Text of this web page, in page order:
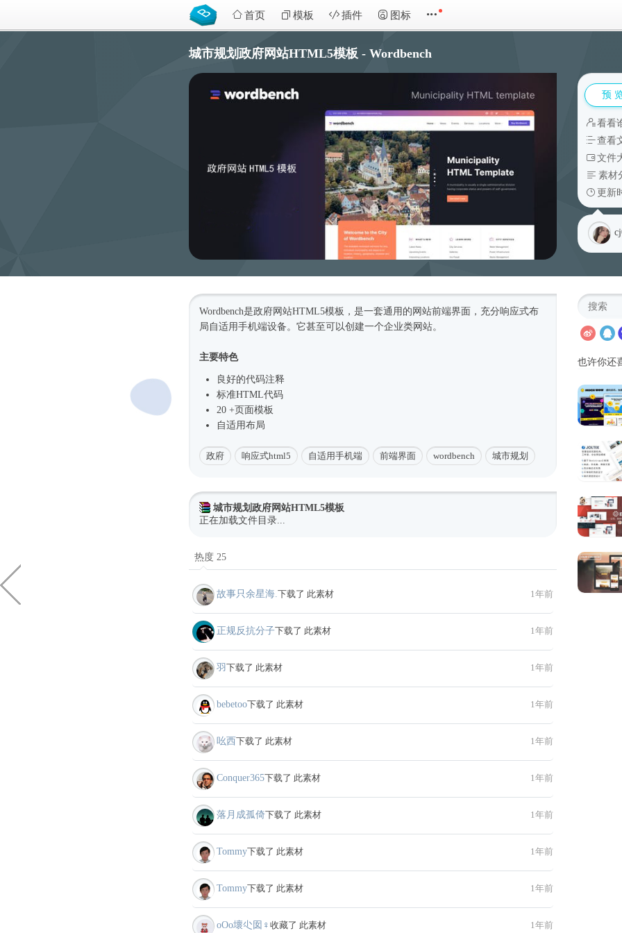
首页 模板 插件 图标
城市规划政府网站HTML5模板 - Wordbench
预
看看
查看
文件
素材
更新
Wordbench是政府网站HTML5模板 ，是一套通用的网站前端界面，充分响应式布
局自适用手机端设备。它甚至可以创建一个企业类网站。
主要特色
良好的代码注释
标准HTML代码
20 +页面模板
自适用布局
政府 响应式html5 自适用手机端 前端界面 wordbench 城市规划
城市规划政府网站HTML5模板
正在加载文件目录...
热度 25
故事只余星海.下载了 此素材 1年前
正规反抗分子下载了 此素材 1年前
羽 下载了 此素材 1年前
bebetoo下载了 此素材 1年前
吆西下载了 此素材 1年前
Conquer365下载了 此素材 1年前
落月成孤倚下载了 此素材 1年前
Tommy下载了 此素材 1年前
Tommy下载了 此素材 1年前
oΟo壞尐囡♀ 收藏了 此素材 1年前
也许你还